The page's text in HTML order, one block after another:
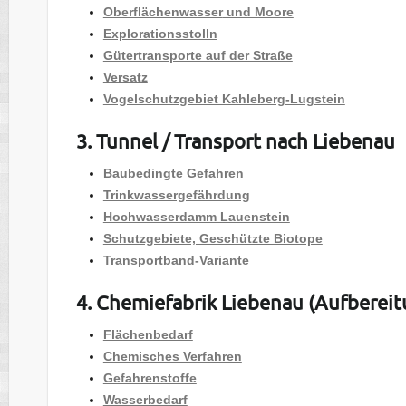
Oberflächenwasserund Moore
Explorationsstolln
Gütertransporte auf der Straße
Versatz
Vogelschutzgebiet Kahleberg-Lugstein
3. Tunnel / Transport nach Liebenau
Baubedingte Gefahren
Trinkwassergefährdung
Hochwasserdamm Lauenstein
Schutzgebiete, Geschützte Biotope
Transportband-Variante
4. Chemiefabrik Liebenau
Flächenbedarf
Chemisches Verfahren
Gefahrenstoffe
Wasserbedarf